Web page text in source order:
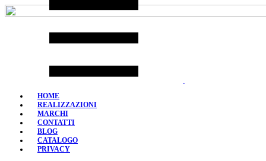
Skip
to
HOME
REALIZZAZIONI
MARCHI
CONTATTI
BLOG
CATALOGO
PRIVACY